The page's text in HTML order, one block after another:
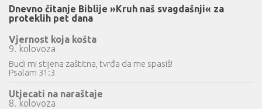
Dnevno čitanje Biblije »Kruh naš svagdašnji« za
proteklih pet dana
Vjernost koja košta
9. kolovoza
Budi mi stijena zaštitna, tvrđa da me spasiš!
Psalam 31:3
Utjecati na naraštaje
8. kolovoza